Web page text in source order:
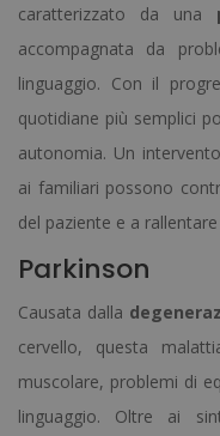
caratterizzato da una
accompagnata da
linguaggio. Con il
quotidiane più semplici
autonomia. Un
ai familiari possono
del paziente e a
Parkinson
Causata dalla
cervello, questa
muscolare, problemi di
linguaggio. Oltre ai